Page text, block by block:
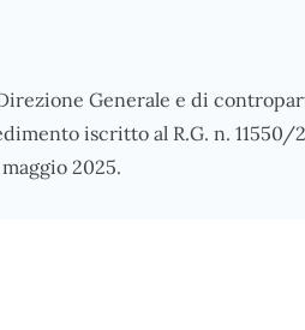
Generale e di
iscritto al R.G. n. 11550/
2025.